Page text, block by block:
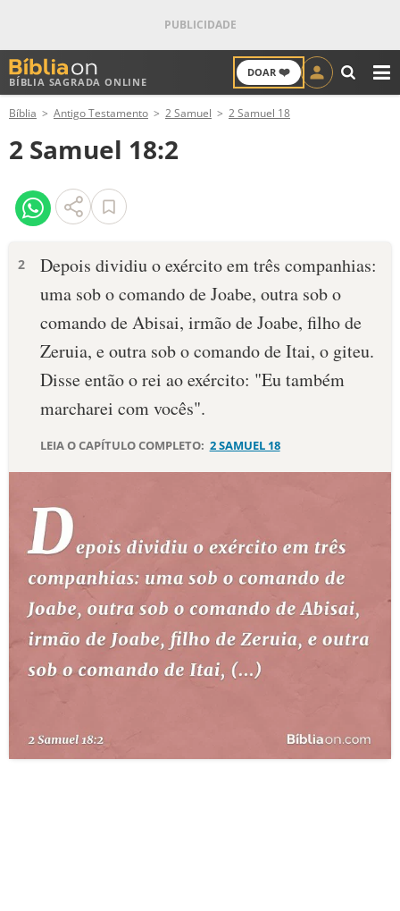
BÍBLIA SAGRADA ONLINE
DOAR ❤️
ANTIGO TESTAMENTO
NOVO TESTAMENTO
VERSÍCULOS
PALAVRA DO DIA
SALMO DO DIA
DEVOCIONAL DIÁRIO
ESBOÇOS DE PREGAÇÃO
TEMAS
PERGUNTE À BÍBLIA IA
TERMO BÍBLICO JOGOS
Bíblia Antigo Testamento 2 Samuel 2 Samuel 18
2 Samuel 18:2
2
Depois dividiu o exér­cito em três com­panhias:
uma sob o comando de Joabe, outra sob o
comando de Abisai, irmão de Joabe, filho de
Zeruia, e outra sob o comando de Itai, o giteu.
Disse então o rei ao exército: "Eu também
marcharei com vocês".
LEIA O CAPÍTULO COMPLETO: 2 SAMUEL 18